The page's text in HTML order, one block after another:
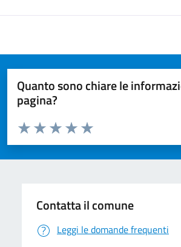
Quanto sono chiare le
pagina?
Valuta da 1 a 5 stelle la pagina
Valuta 5 stelle su 5
Valuta 4 stelle su 5
Valuta 3 stelle su 5
Valuta 2 stelle su 5
Valuta 1 stelle su 5
Contatta il comune
Leggi le domande frequenti